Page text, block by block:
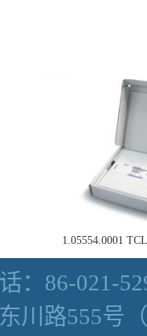
1.05554.0001
：86-021-
东川路555号